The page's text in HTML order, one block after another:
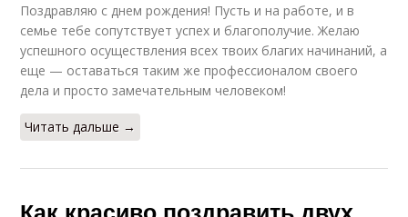
Поздравляю с днем рождения! Пусть и на работе, и в
семье тебе сопутствует успех и благополучие. Желаю
успешного осуществления всех твоих благих начинаний, а
еще — оставаться таким же профессионалом своего
дела и просто замечательным человеком!
Читать дальше →